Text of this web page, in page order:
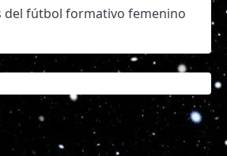
del fútbol formativo femenino